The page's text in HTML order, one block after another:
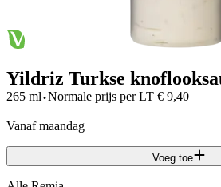
Yildriz Turkse
265 ml·Normale prijs per LT € 9,40
vanaf maandag
Voeg toe